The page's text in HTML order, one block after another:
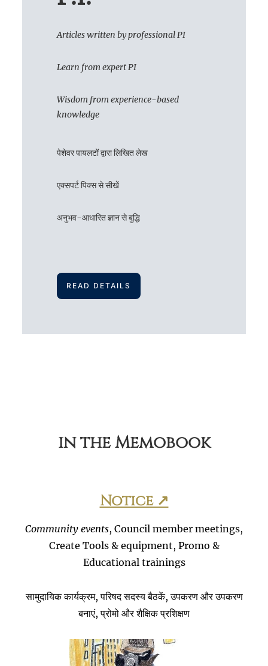
Articles written by professional PI
Learn from expert PI
Wisdom from experience-based
knowledge
पेशेवर पायलटों द्वारा लिखित लेख
एक्सपर्ट पिक्स से सीखें
अनुभव-आधारित ज्ञान से बुद्धि
READ DETAILS
in the Memobook
Notice ↗
Community events, Council member meetings,
Create Tools & equipment, Promo &
Educational trainings
सामुदायिक कार्यक्रम, परिषद सदस्य बैठकें, उपकरण और उपकरण
बनाएं, प्रोमो और शैक्षिक प्रशिक्षण